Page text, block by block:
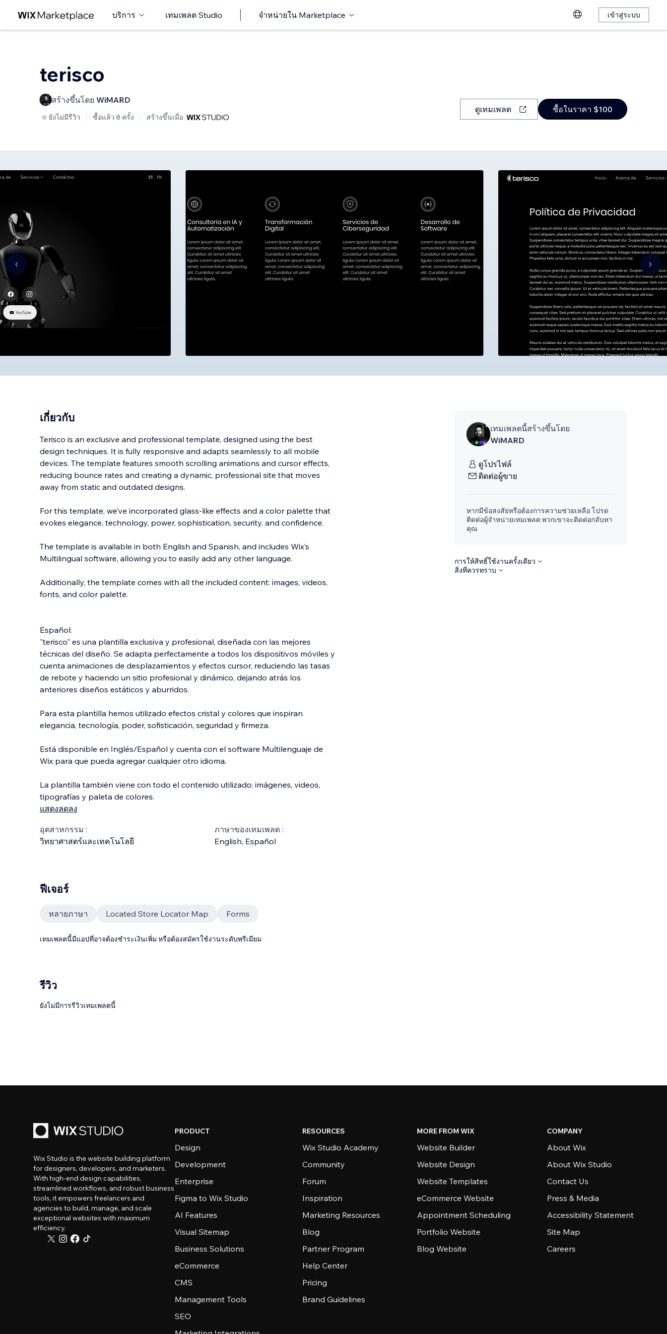
บริการ เทมเพลต Studio จำหน่ายใน Marketplace เข้าสู่ระบบ
terisco
สร้างขึ้นโดย WiMARD
ยังไม่มีรีวิว ซื้อแล้ว 8 ครั้ง สร้างขึ้นเมื่อ
ดูเทมเพลต ซื้อในราคา $100
เกี่ยวกับ
Terisco is an exclusive and professional template, designed using the best
design techniques. It is fully responsive and adapts seamlessly to all mobile
devices. The template features smooth scrolling animations and cursor effects,
reducing bounce rates and creating a dynamic, professional site that moves
away from static and outdated designs.
Forthis template, we’ve incorporated glass-like effects and a color palette that
evokes elegance, technology, power, sophistication, security, and confidence.
The template is available in both English and Spanish, and includes Wix’s
Multilingual software, allowing you to easily add any other language.
Additionally, the template comes with all the included content: images, videos,
fonts, and color palette.
Español:
"terisco" es una plantilla exclusiva y profesional, diseñada con las mejores
técnicas del diseño. Se adapta perfectamente a todos los dispositivos móviles y
cuenta animaciones de desplazamientos y efectos cursor, reduciendo las tasas
de rebote y haciendo un sitio profesional y dinámico, dejando atrás los
anteriores diseños estáticos y aburridos.
Para esta plantilla hemos utilizado efectos cristal y colores que inspiran
elegancia, tecnología, poder, sofisticación, seguridad y firmeza.
Está disponible en Inglés/Español y cuenta con el software Multilenguaje de
Wix para que pueda agregar cualquier otro idioma.
La plantilla también viene con todo el contenido utilizado: imágenes, videos,
tipografías y paleta de colores.
แสดงลดลง
อุตสาหกรรม :
วิทยาศาสตร์และเทคโนโลยี
ภาษาของเทมเพลต :
English, Español
เทมเพลตนี้สร้างขึ้นโดย
WiMARD
ดูโปรไฟล์
ติดต่อผู้ขาย
หากมีข้อสงสัยหรือต้องการความช่วยเหลือ โปรด
ติดต่อผู้จำหน่ายเทมเพลต พวกเขาจะติดต่อกลับหา
คุณ
การให้สิทธิ์ใช้งานครั้งเดียว
สิ่งที่ควรทราบ
ฟีเจอร์
หลายภาษา Located Store Locator Map Forms
เทมเพลตนี้มีแอปที่อาจต้องชำระเงินเพิ่ม หรือต้องสมัครใช้งานระดับพรีเมียม
รีวิว
ยังไม่มีการรีวิวเทมเพลตนี้
Wix Studio is the website building platform
for designers, developers, and marketers.
With high-end design capabilities,
streamlined workflows, and robust business
tools, it empowers freelancers and
agencies to build, manage, and scale
exceptional websites with maximum
efficiency.
PRODUCT
Design
Development
Enterprise
Figma to Wix Studio
AI Features
Visual Sitemap
Business Solutions
eCommerce
CMS
Management Tools
SEO
RESOURCES
Wix Studio Academy
Community
Forum
Inspiration
Marketing Resources
Blog
Partner Program
Help Center
Pricing
Brand Guidelines
MORE FROM WIX
Website Builder
Website Design
Website Templates
eCommerce Website
Appointment Scheduling
Portfolio Website
Blog Website
COMPANY
About Wix
About Wix Studio
Contact Us
Press & Media
Accessibility Statement
Site Map
Careers